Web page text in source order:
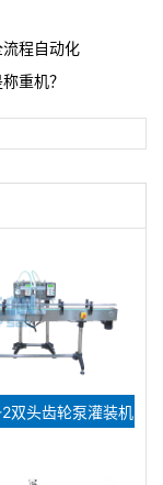
程自动化
重机？
双头齿轮泵灌装机